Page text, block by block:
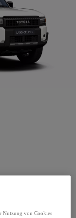
Nutzung von Cookies